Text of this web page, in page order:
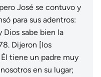
José se contuvo y
para sus adentros:
Dios sabe bien la
. Dijeron [los
Él tiene un padre muy
en su lugar;